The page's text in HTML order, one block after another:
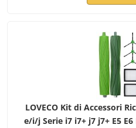
LOVECO Kit di Accessori
e/i/j Serie i7 i7+ j7 j7+ E5